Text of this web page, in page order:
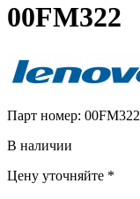
00FM322
Парт номер: 00FM322
В наличии
Цену уточняйте *